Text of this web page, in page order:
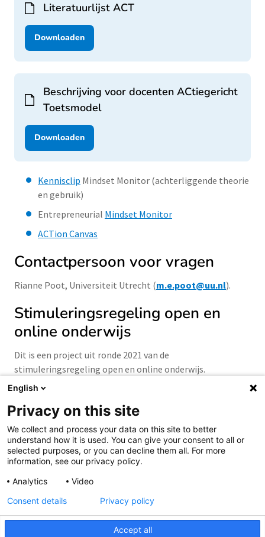
Literatuurlijst ACT
Downloaden
Beschrijving voor docenten ACtiegericht
Toetsmodel
Downloaden
Kennisclip Mindset Monitor (achterliggende theorie
en gebruik)
Entrepreneurial Mindset Monitor
ACTion Canvas
Contactpersoon voor vragen
Rianne Poot, Universiteit Utrecht (m.e.poot@uu.nl).
Stimuleringsregeling open en
online onderwijs
Dit is een project uit ronde 2021 van de
stimuleringsregeling open en online onderwijs.
Samen aanjagen van vernieuwing
English
Privacy on this site
We collect and process your data on this site to better
understand how it is used. You can give your consent to all or
selected purposes, or you can decline them all. For more
information, see our privacy policy.
Analytics
Video
Accept all
Consent details Privacy policy